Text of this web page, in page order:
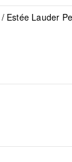
Estée Lauder